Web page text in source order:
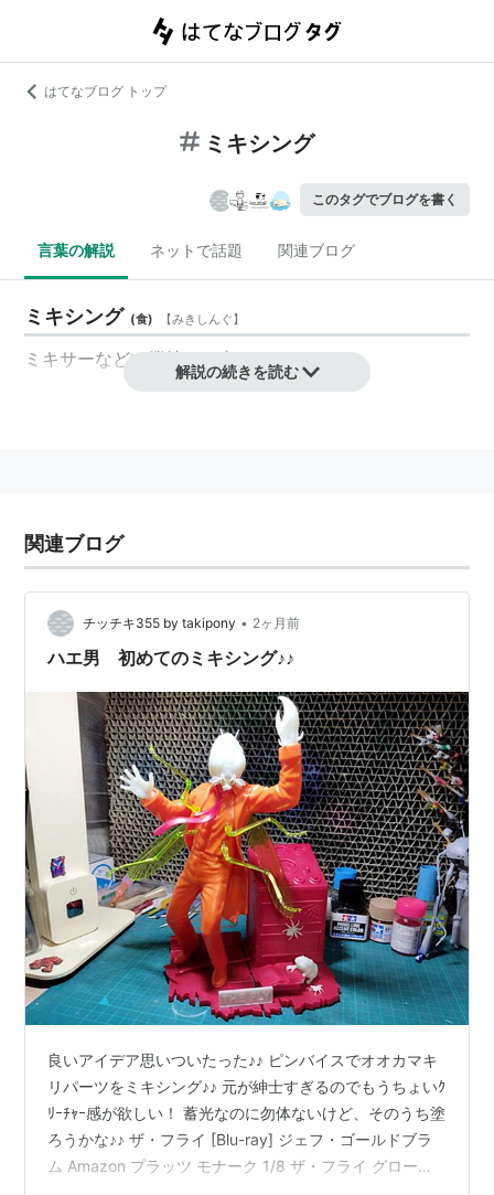
はてなブログ トップ
ミキシング
このタグでブログを書く
言葉の解説 ネットで話題 関連ブログ
ミキシング (食) 【みきしんぐ】
ミキサーなどで撹拌する事
解説の続きを読む
関連ブログ
チッチキ355 by takipony • 2ヶ月前
ハエ男 初めてのミキシング♪♪
良いアイデア思いついたった♪♪ ピンバイスでオオカマキ
リパーツをミキシング♪♪ 元が紳士すぎるのでもうちょいｸ
ﾘｰﾁｬｰ感が欲しい！ 蓄光なのに勿体ないけど、そのうち塗
ろうかな♪♪ ザ・フライ [Blu-ray] ジェフ・ゴールドブラ
ム Amazon プラッツ モナーク 1/8 ザ・フライ グロー・